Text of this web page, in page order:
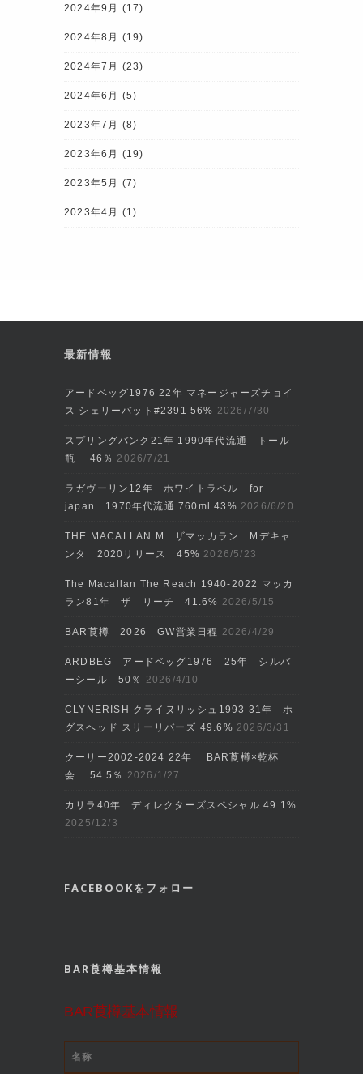
2024年9月 (17)
2024年8月 (19)
2024年7月 (23)
2024年6月 (5)
2023年7月 (8)
2023年6月 (19)
2023年5月 (7)
2023年4月 (1)
最新情報
アードベッグ1976 22年 マネージャーズチョイ
ス シェリーバット#2391 56% 2026/7/30
スプリングバンク21年 1990年代流通 トール
瓶 46％ 2026/7/21
ラガヴーリン12年 ホワイトラベル for
japan 1970年代流通 760ml 43% 2026/6/20
THE MACALLAN M ザマッカラン Mデキャ
ンタ 2020リリース 45% 2026/5/23
The Macallan The Reach 1940-2022 マッカ
ラン81年 ザ リーチ 41.6% 2026/5/15
BAR莨樽 2026 GW営業日程 2026/4/29
ARDBEG アードベッグ1976 25年 シルバ
ーシール 50％
2026/4/10
CLYNERISH クライヌリッシュ1993 31年 ホ
グスヘッド スリーリバーズ 49.6% 2026/3/31
クーリー2002‐2024 22年 BAR莨樽×乾杯
会 54.5％
2026/1/27
カリラ40年 ディレクターズスペシャル 49.1%
2025/12/3
FACEBOOKをフォロー
BAR莨樽基本情報
BAR莨樽基本情報
名称